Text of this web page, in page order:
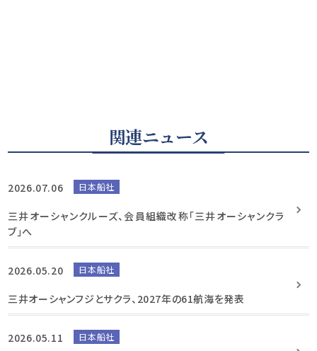
関連ニュース
2026.07.06 日本船社
三井オーシャンクルーズ、会員組織改称「三井オーシャンクラ
ブ」へ
2026.05.20 日本船社
三井オーシャンフジとサクラ、2027年の61航海を発表
2026.05.11 日本船社